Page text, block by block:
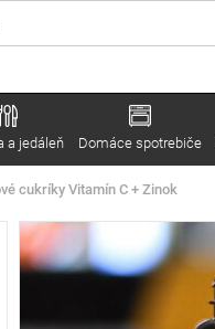
a jedáleň Domáce spotrebiče
cukríky Vitamín C + Zinok